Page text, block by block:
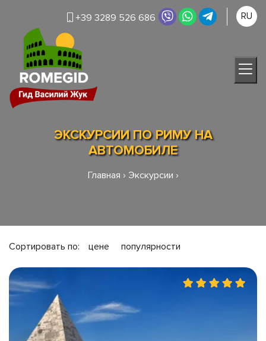
+39 3289 526 686 RU
ЭКСКУРСИИ ПО РИМУ НА
АВТОМОБИЛЕ
Главная › Экскурсии ›
Сортировать по: цене популярности